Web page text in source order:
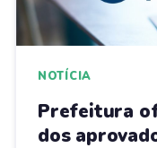
NOTÍCIA
Prefeitura
dos